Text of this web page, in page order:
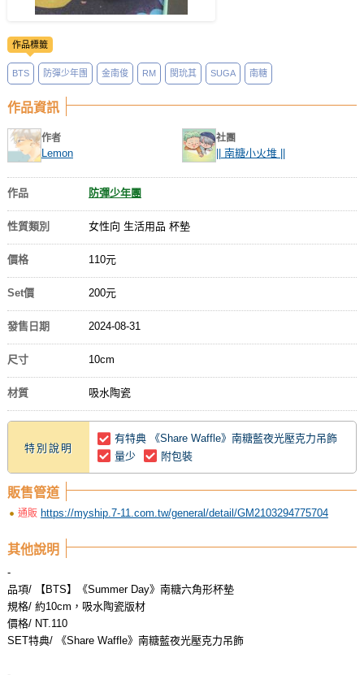
作品標籤
BTS 防彈少年團 金南俊 RM 閔玧其 SUGA 南糖
作品資訊
作者
Lemon
社團
|| 南糖小火堆 ||
作品 防彈少年團
性質類別 女性向 生活用品 杯墊
價格 110元
Set價 200元
發售日期 2024-08-31
尺寸 10cm
材質 吸水陶瓷
特別說明
有特典 《Share Waffle》南糖藍夜光壓克力吊飾
量少
附包裝
販售管道
通販 https://myship.7-11.com.tw/general/detail/GM2103294775704
其他說明
-
品項/ 【BTS】《Summer Day》南糖六角形杯墊
規格/ 約10cm，吸水陶瓷版材
價格/ NT.110
SET特典/ 《Share Waffle》南糖藍夜光壓克力吊飾